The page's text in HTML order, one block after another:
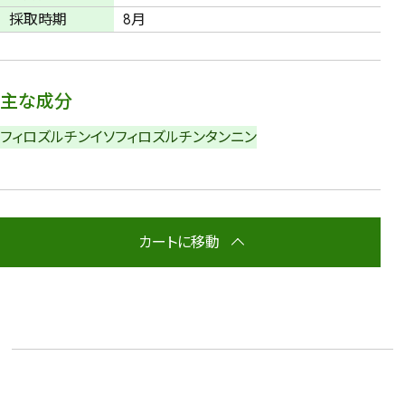
採取時期
8月
主な成分
フィロズルチンイソフィロズルチンタンニン
カートに移動